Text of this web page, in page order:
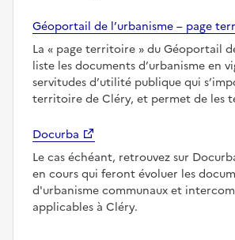
Géoportail de l’urbanisme – page
La
page territoire
du Géoportail
liste les documents d’urbanisme en
servitudes d’utilité publique qui
territoire de Cléry, et permet de les
Docurba
Le cas échéant, retrouvez sur
en cours qui feront évoluer les
d'urbanisme communaux et
applicables à Cléry.